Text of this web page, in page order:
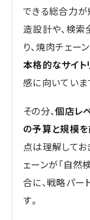
できる総合力
造設計や、検
り、焼肉チェー
本格的なサイト
感に向いていま
その分、個店レ
の予算と規模
点は理解してお
ェーンが「自然
合に、戦略パー
す。